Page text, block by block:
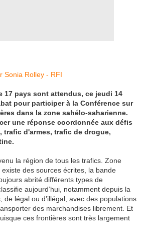
Sonia Rolley - RFI
17 pays sont attendus, ce jeudi 14
pour participer à la Conférence sur
dans la zone sahélo-saharienne.
une réponse coordonnée aux défis
trafic d'armes, trafic de drogue,
la région de tous les trafics. Zone
existe des sources écrites, la bande
abrité différents types de
aujourd’hui, notamment depuis la
de légal ou d’illégal, avec des populations
des marchandises librement. Et
ces frontières sont très largement